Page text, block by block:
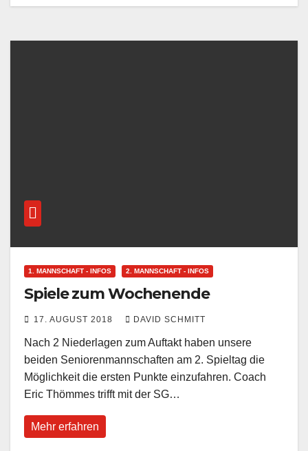
1. MANNSCHAFT - INFOS 2. MANNSCHAFT - INFOS
Spiele zum Wochenende
17. AUGUST 2018 DAVID SCHMITT
Nach 2 Niederlagen zum Auftakt haben unsere
beiden Seniorenmannschaften am 2. Spieltag die
Möglichkeit die ersten Punkte einzufahren. Coach
Eric Thömmes trifft mit der SG…
Mehr erfahren